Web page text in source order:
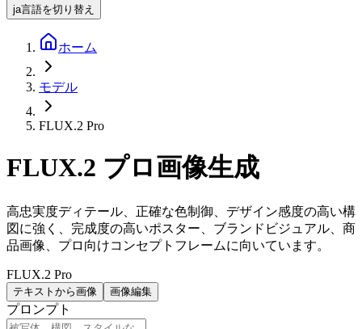
ja言語を切り替え
ホーム
モデル
FLUX.2 Pro
FLUX.2 プロ画像生成
高忠実度ディテール、正確な色制御、デザイン感度の高い構
図に強く、完成度の高いポスター、ブランドビジュアル、商
品画像、プロ向けコンセプトフレームに向いています。
FLUX.2 Pro
テキストから画像 画像編集
プロンプト